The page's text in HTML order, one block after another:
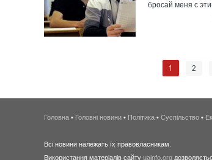
бросай меня с
1 2
Головна • Головні новини • Політика • Суспільство •
Всі новини належать їх правовласникам.
Використання матеріалів сайту uainfo.org